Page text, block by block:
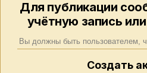
Для публикации
учётную запись
Вы должны быть пользователем,
Создать